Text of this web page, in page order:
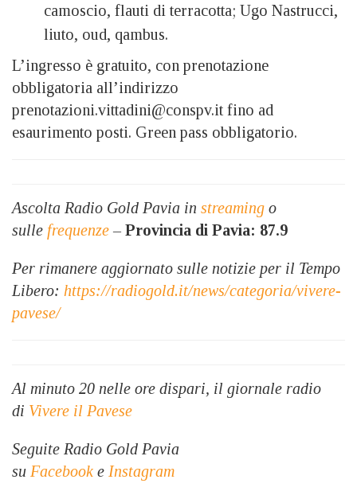
camoscio, flauti di terracotta; Ugo Nastrucci,
liuto, oud, qambus.
L’ingresso è gratuito, con prenotazione
obbligatoria all’indirizzo
prenotazioni.vittadini@conspv.it fino ad
esaurimento posti. Green pass obbligatorio.
Ascolta Radio Gold Pavia in streaming o
sulle frequenze– Provincia di Pavia: 87.9
Per rimanere aggiornato sulle notizie per il Tempo
Libero: https://radiogold.it/news/categoria/vivere-
pavese/
Al minuto 20 nelle ore dispari, il giornale radio
di Vivere il Pavese
Seguite Radio Gold Pavia
su Facebook e Instagram